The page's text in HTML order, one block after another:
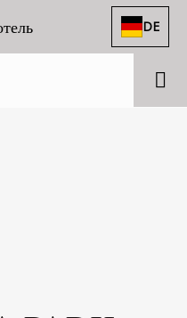
DE